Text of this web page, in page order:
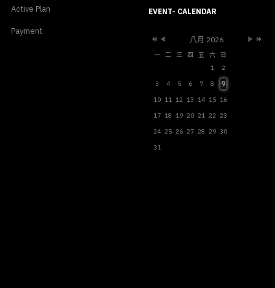
Active Plan
Payment
EVENT- CALENDAR
Year Month
八月 2026
一 二 三 四 五 六
日
1
2
3
4 5 6 7 8 9
10 11 12 13 14 15 16
17 18 19 20 21 22 23
24 25 26 27 28 29 30
31